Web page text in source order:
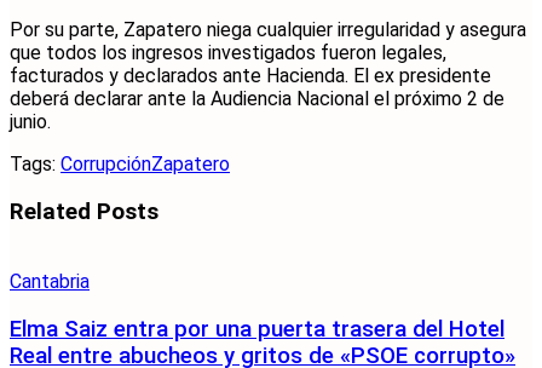
Por su parte, Zapatero niega cualquier irregularidad y asegura
que todos los ingresos investigados fueron legales,
facturados y declarados ante Hacienda. El ex presidente
deberá declarar ante la Audiencia Nacional el próximo 2 de
junio.
Tags: CorrupciónZapatero
Related Posts
Cantabria
Elma Saiz entra por una puerta trasera del Hotel
Real entre abucheos y gritos de «PSOE corrupto»